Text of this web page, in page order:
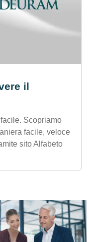
il
Scopriamo
facile, veloce
sito Alfabeto